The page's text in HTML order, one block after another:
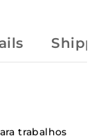
trabalhos